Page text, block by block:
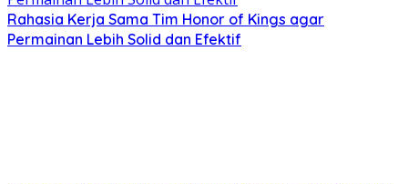
Rahasia Kerja Sama Tim Honor of Kings agar
Permainan Lebih Solid dan Efektif